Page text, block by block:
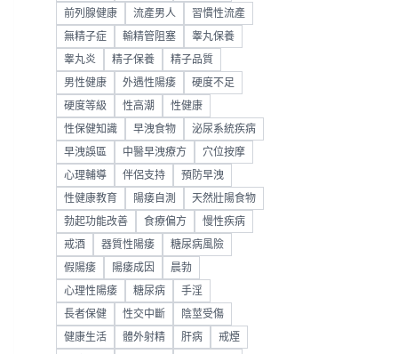
前列腺健康 流產男人 習慣性流產
無精子症 輸精管阻塞 睾丸保養
睾丸炎 精子保養 精子品質
男性健康 外遇性陽痿 硬度不足
硬度等級 性高潮 性健康
性保健知識 早洩食物 泌尿系統疾病
早洩誤區 中醫早洩療方 穴位按摩
心理輔導 伴侶支持 預防早洩
性健康教育 陽痿自測 天然壯陽食物
勃起功能改善 食療偏方 慢性疾病
戒酒 器質性陽痿 糖尿病風險
假陽痿 陽痿成因 晨勃
心理性陽痿 糖尿病 手淫
長者保健 性交中斷 陰莖受傷
健康生活 體外射精 肝病 戒煙